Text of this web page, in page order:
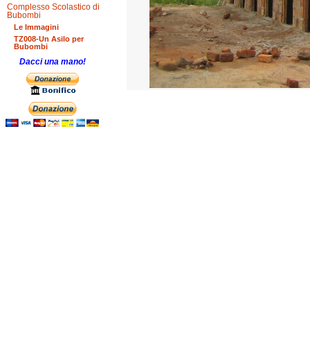
Complesso Scolastico di
Bubombi
Le Immagini
TZ008-Un Asilo per
Bubombi
Dacci una mano!